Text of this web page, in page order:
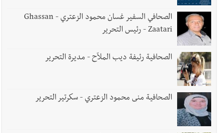
الصحافي السفير غسان محمود الزعتري - Ghassan
Zaatari - رئيس التحرير
الصحافية رئيفة ديب الملاّح - مديرة التحرير
الصحافية منى محمود الزعتري - سكرتير التحرير